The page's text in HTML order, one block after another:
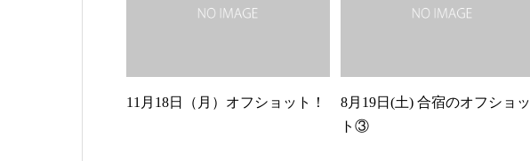
11月18日（月）オフショット！
8月19日(土) 合宿のオフショッ
ト③